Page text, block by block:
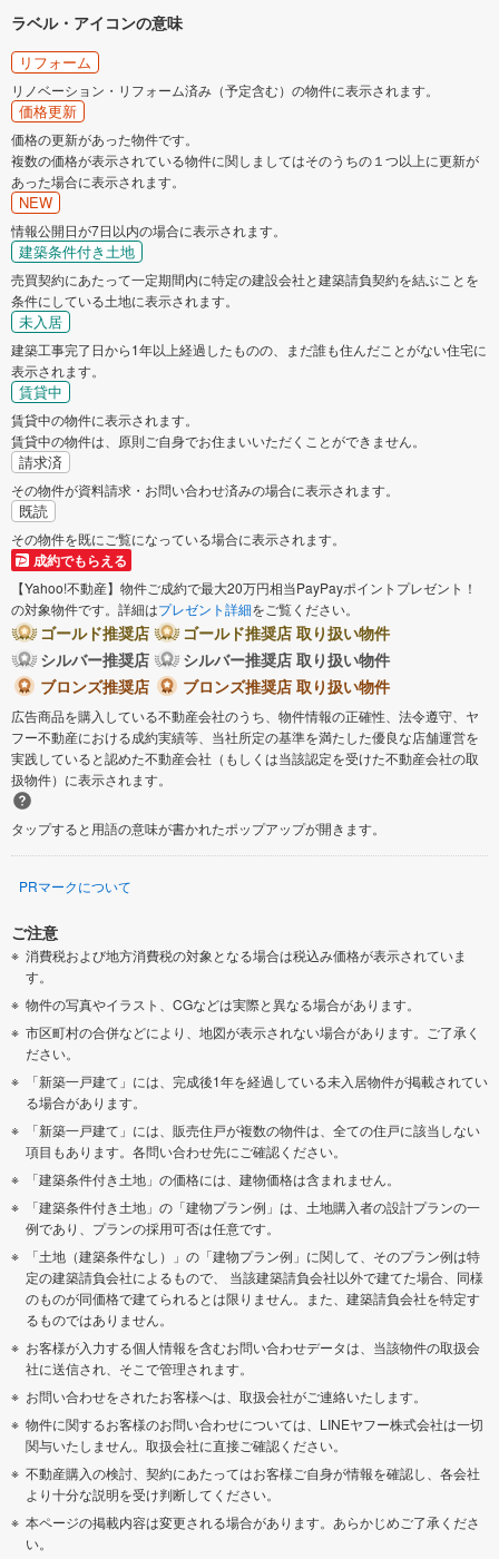
ラベル・アイコンの意味
リフォーム
リノベーション・リフォーム済み（予定含む）の物件に表示されます。
価格更新
価格の更新があった物件です。
複数の価格が表示されている物件に関しましてはそのうちの１つ以上に更新が
あった場合に表示されます。
NEW
情報公開日が7日以内の場合に表示されます。
建築条件付き土地
売買契約にあたって一定期間内に特定の建設会社と建築請負契約を結ぶことを
条件にしている土地に表示されます。
未入居
建築工事完了日から1年以上経過したものの、まだ誰も住んだことがない住宅に
表示されます。
賃貸中
賃貸中の物件に表示されます。
賃貸中の物件は、原則ご自身でお住まいいただくことができません。
請求済
その物件が資料請求・お問い合わせ済みの場合に表示されます。
既読
その物件を既にご覧になっている場合に表示されます。
成約でもらえる
【Yahoo!不動産】物件ご成約で最大20万円相当PayPayポイントプレゼント！
の対象物件です。詳細はプレゼント詳細をご覧ください。
ゴールド推奨店
ゴールド推奨店 取り扱い物件
シルバー推奨店
シルバー推奨店 取り扱い物件
ブロンズ推奨店
ブロンズ推奨店 取り扱い物件
広告商品を購入している不動産会社のうち、物件情報の正確性、法令遵守、ヤ
フー不動産における成約実績等、当社所定の基準を満たした優良な店舗運営を
実践していると認めた不動産会社（もしくは当該認定を受けた不動産会社の取
扱物件）に表示されます。
タップすると用語の意味が書かれたポップアップが開きます。
PRマークについて
ご注意
消費税および地方消費税の対象となる場合は税込み価格が表示されていま
す。
物件の写真やイラスト、CGなどは実際と異なる場合があります。
市区町村の合併などにより、地図が表示されない場合があります。ご了承く
ださい。
「新築一戸建て」には、完成後1年を経過している未入居物件が掲載されてい
る場合があります。
「新築一戸建て」には、販売住戸が複数の物件は、全ての住戸に該当しない
項目もあります。各問い合わせ先にご確認ください。
「建築条件付き土地」の価格には、建物価格は含まれません。
「建築条件付き土地」の「建物プラン例」は、土地購入者の設計プランの一
例であり、プランの採用可否は任意です。
「土地（建築条件なし）」の「建物プラン例」に関して、そのプラン例は特
定の建築請負会社によるもので、 当該建築請負会社以外で建てた場合、同様
のものが同価格で建てられるとは限りません。また、建築請負会社を特定す
るものではありません。
お客様が入力する個人情報を含むお問い合わせデータは、当該物件の取扱会
社に送信され、そこで管理されます。
お問い合わせをされたお客様へは、取扱会社がご連絡いたします。
物件に関するお客様のお問い合わせについては、LINEヤフー株式会社は一切
関与いたしません。取扱会社に直接ご確認ください。
不動産購入の検討、契約にあたってはお客様ご自身が情報を確認し、各会社
より十分な説明を受け判断してください。
本ページの掲載内容は変更される場合があります。あらかじめご了承くださ
い。